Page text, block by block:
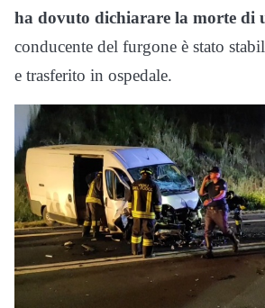
ha dovuto dichiarare la morte di
conducente del furgone è stato
e trasferito in ospedale.